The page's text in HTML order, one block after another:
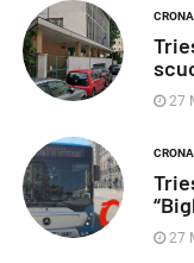
27
27